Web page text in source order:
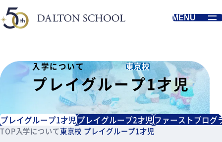
MENU
入学について 東京校
プレイグループ1才児
プレイグループ1才児プレイグループ2才児ファーストプログ
TOP入学について東京校 プレイグループ1才児